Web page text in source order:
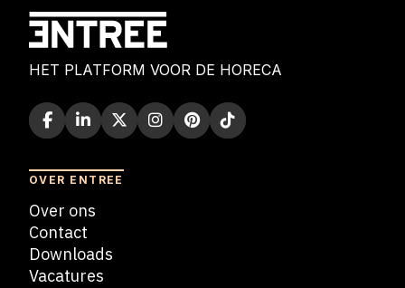
HET PLATFORM VOOR DE HORECA
OVER ENTREE
Over ons
Contact
Downloads
Vacatures